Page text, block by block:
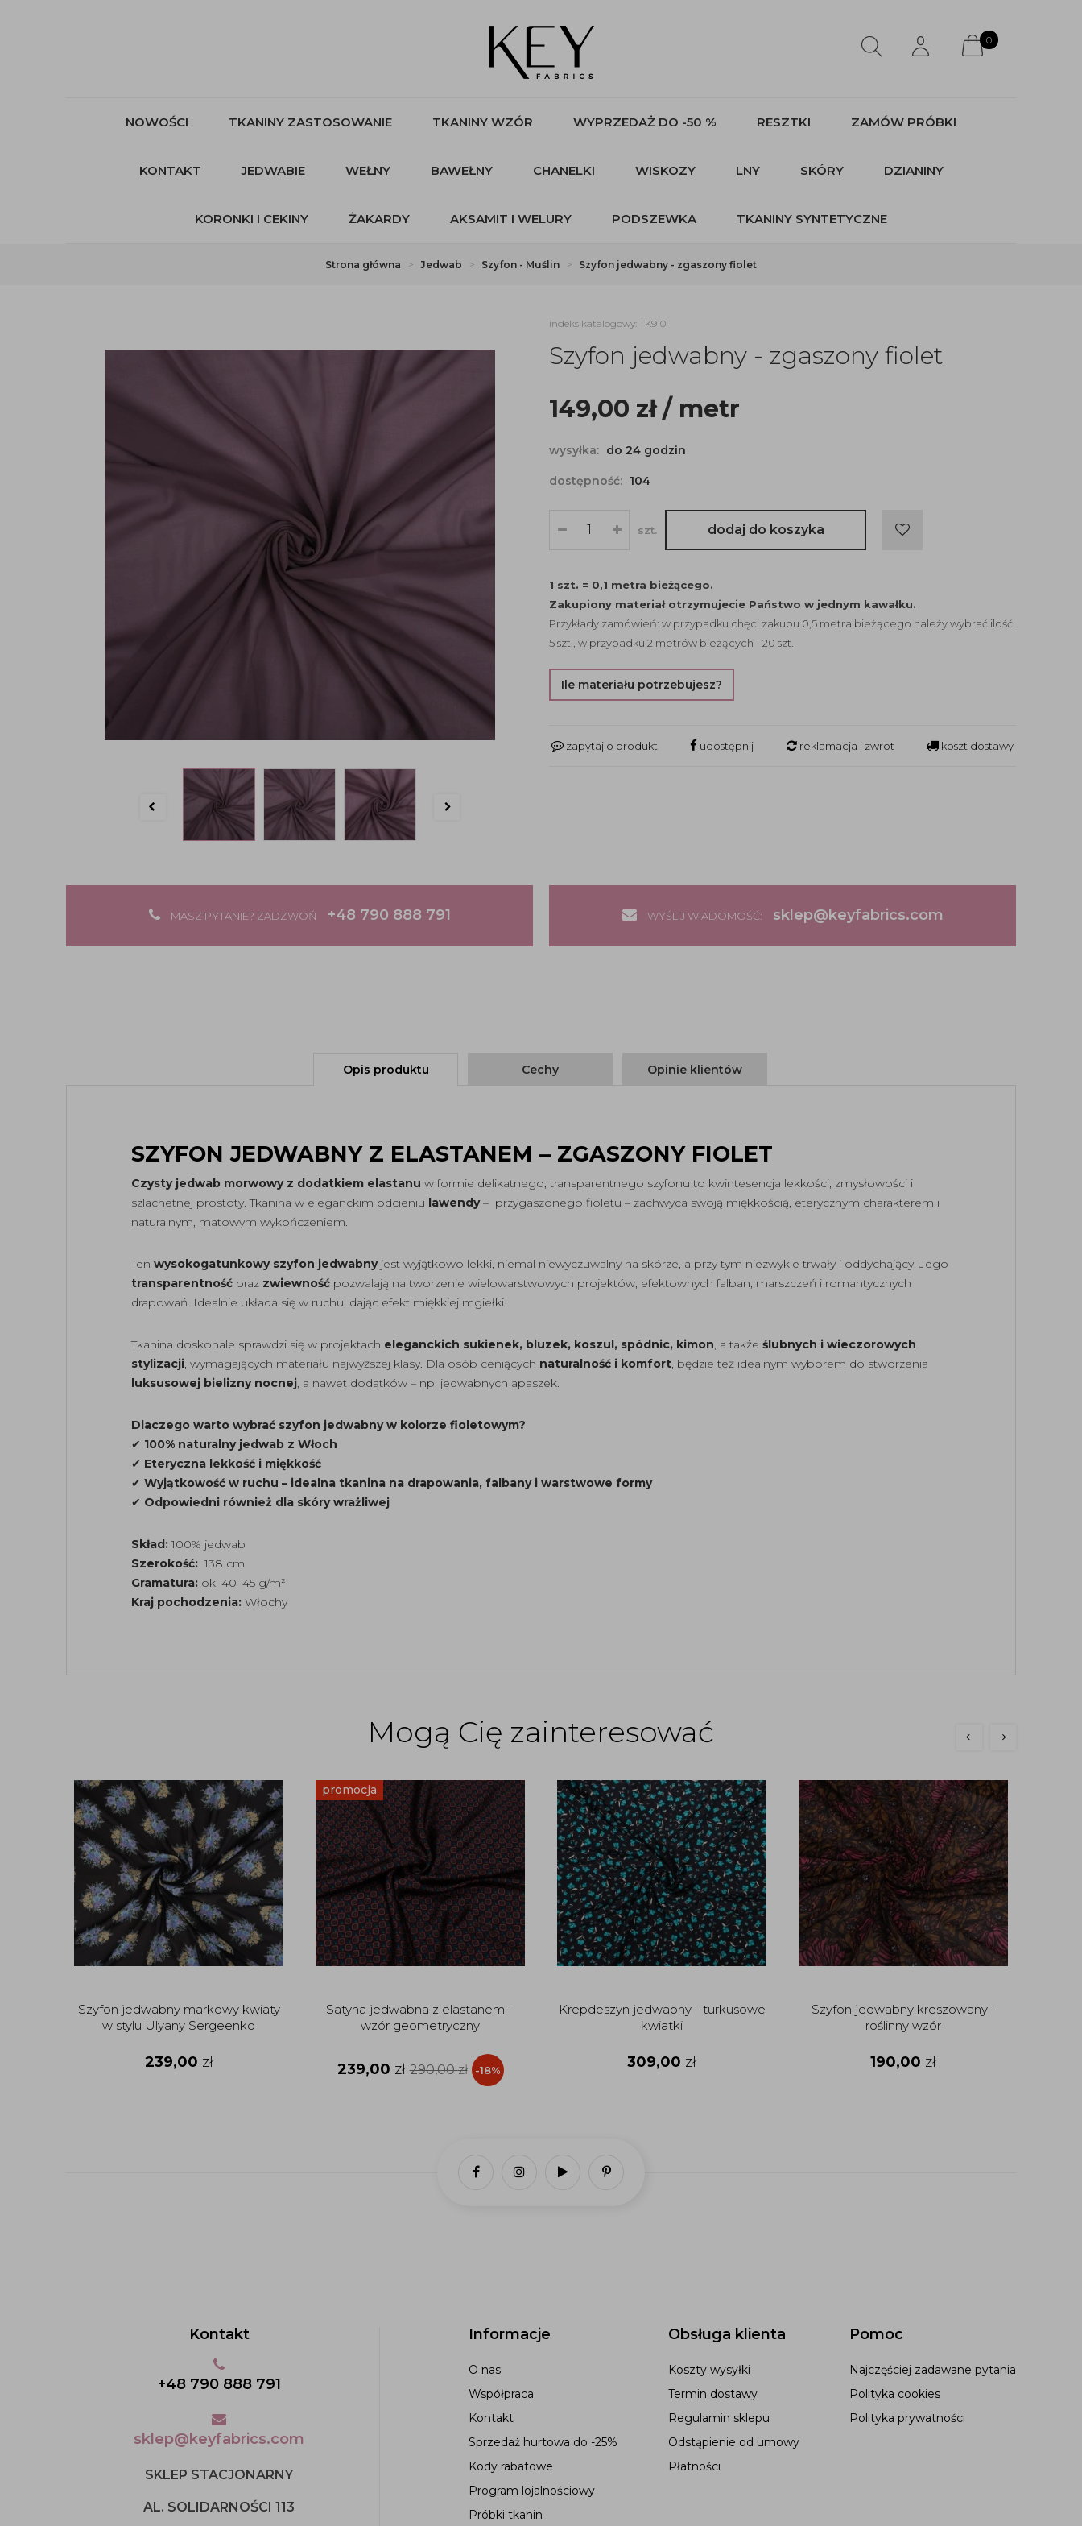
0
NOWOŚCI TKANINY ZASTOSOWANIE TKANINY WZÓR WYPRZEDAŻ DO -50 % RESZTKI ZAMÓW PRÓBKI
KONTAKT JEDWABIE WEŁNY BAWEŁNY CHANELKI WISKOZY LNY SKÓRY DZIANINY
KORONKI I CEKINY ŻAKARDY AKSAMIT I WELURY PODSZEWKA TKANINY SYNTETYCZNE
Strona główna Jedwab Szyfon - Muślin Szyfon jedwabny - zgaszony fiolet
indeks katalogowy: TK910
Szyfon jedwabny - zgaszony fiolet
149,00 zł/ metr
wysyłka: do 24 godzin
dostępność: 104
szt. dodaj do koszyka
1 szt. = 0,1 metra bieżącego.
Zakupiony materiał otrzymujecie Państwo w jednym kawałku.
Przykłady zamówień: w przypadku chęci zakupu 0,5 metra bieżącego należy wybrać ilość
5 szt., w przypadku 2 metrów bieżących - 20 szt.
Ile materiału potrzebujesz?
zapytaj o produkt udostępnij reklamacja i zwrot koszt dostawy
MASZ PYTANIE? ZADZWOŃ +48 790 888 791 WYŚLIJ WIADOMOŚĆ: sklep@keyfabrics.com
Opis produktu Cechy Opinie klientów
SZYFON JEDWABNY Z ELASTANEM – ZGASZONY FIOLET
Czysty jedwab morwowy z dodatkiem elastanu w formie delikatnego, transparentnego szyfonu to kwintesencja lekkości, zmysłowości i
szlachetnej prostoty. Tkanina w eleganckim odcieniu lawendy– przygaszonego fioletu – zachwyca swoją miękkością, eterycznym charakterem i
naturalnym, matowym wykończeniem.
Ten wysokogatunkowy szyfon jedwabnyjest wyjątkowo lekki, niemal niewyczuwalny na skórze, a przy tym niezwykle trwały i oddychający. Jego
transparentność oraz zwiewność pozwalają na tworzenie wielowarstwowych projektów, efektownych falban, marszczeń i romantycznych
drapowań. Idealnie układa się w ruchu, dając efekt miękkiej mgiełki.
Tkanina doskonale sprawdzi się w projektach eleganckich sukienek, bluzek, koszul, spódnic, kimon, a także ślubnych i wieczorowych
stylizacji, wymagających materiału najwyższej klasy. Dla osób ceniących naturalność i komfort, będzie też idealnym wyborem do stworzenia
luksusowej bielizny nocnej, a nawet dodatków – np. jedwabnych apaszek.
Dlaczego warto wybrać szyfon jedwabny w kolorze fioletowym?
✔ 100% naturalny jedwab z Włoch
✔ Eteryczna lekkość i miękkość
✔ Wyjątkowość w ruchu – idealna tkanina na drapowania, falbany i warstwowe formy
✔ Odpowiedni również dla skóry wrażliwej
Skład: 100% jedwab
Szerokość: 138 cm
Gramatura: ok. 40–45 g/m²
Kraj pochodzenia: Włochy
Mogą Cię zainteresować
Szyfon jedwabny markowy kwiaty
w stylu Ulyany Sergeenko
239,00 zł
promocja
Satyna jedwabna z elastanem –
wzór geometryczny
239,00 zł 290,00zł -18%
Krepdeszyn jedwabny - turkusowe
kwiatki
309,00 zł
Szyfon jedwabny kreszowany -
roślinny wzór
190,00 zł
Informacje
O nas
Współpraca
Kontakt
Sprzedaż hurtowa do -25%
Kody rabatowe
Program lojalnościowy
Próbki tkanin
Obsługa klienta
Koszty wysyłki
Termin dostawy
Regulamin sklepu
Odstąpienie od umowy
Płatności
Pomoc
Najczęściej zadawane pytania
Polityka cookies
Polityka prywatności
Kontakt
+48 790 888 791
sklep@keyfabrics.com
SKLEP STACJONARNY
AL. SOLIDARNOŚCI 113